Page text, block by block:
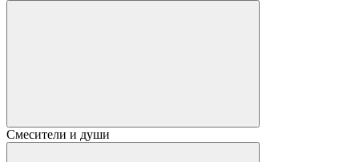
Смесители и души